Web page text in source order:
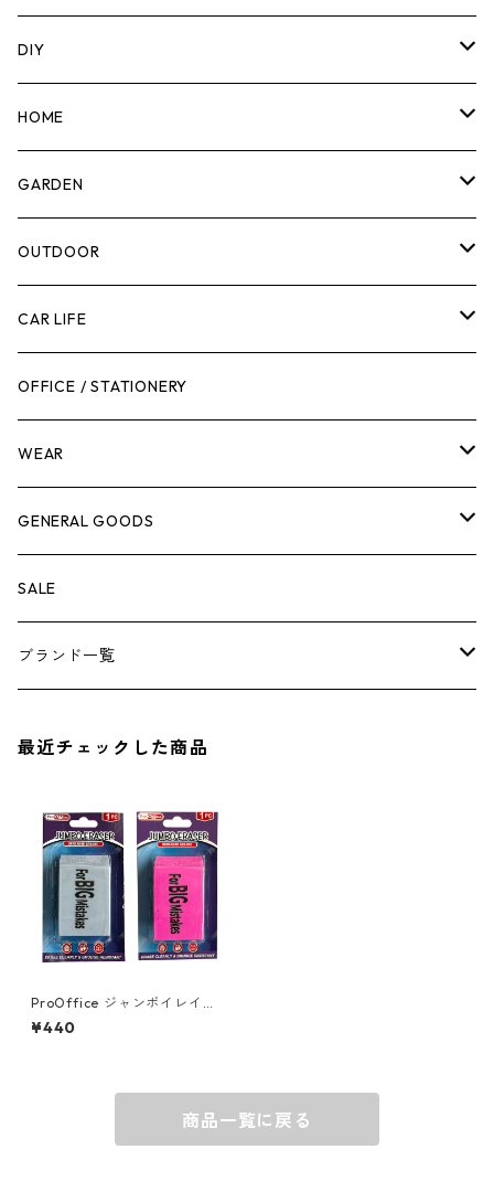
DIY
マーカー
計測機器
腰袋・ツールホルスター
工具箱
作業台
脚立
ケミカル
その他
HOME
5ガロンバケツ
キッチン
日用品
ボディケア
GARDEN
剪定ばさみ
ガーデンツール
ガーデンチェア
キャビネット・ツールハンガー
冬季用品
その他
OUTDOOR
スツール
バンジーバンド
ストレージボックス
クーラーボックス
ナイフ
CAR LIFE
メンテナンスグッズ
車内グッズ
車外グッズ
芳香剤
OFFICE / STATIONERY
WEAR
トップス
ボトムス
アンダーウェア
グローブ
グラス
GENERAL GOODS
ウォレット
エアーフレッシュナー
SALE
ブランド一覧
BEHRENS
BELL
最近チェックした商品
ProOffice ジャンボイレイサ
ー 消しゴム 2個セット ピン
ク/ブルーグレー for BIG Mist
¥440
商品一覧に戻る